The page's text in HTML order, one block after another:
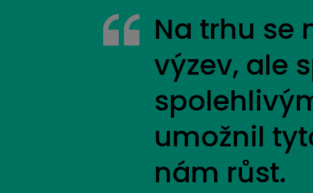
Na trhu se
výzev, ale
umožnil
nám růst.